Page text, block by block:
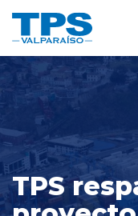
Somos TPS
Nuestra
Servicios y
TPS